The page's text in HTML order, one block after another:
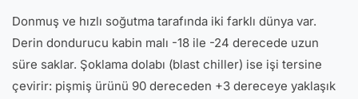
Donmuş ve hızlı soğutma tarafında iki farklı dünya var.
Derin dondurucu kabin malı -18 ile -24 derecede uzun
süre saklar. Şoklama dolabı (blast chiller) ise işi tersine
çevirir: pişmiş ürünü 90 dereceden +3 dereceye yaklaşık